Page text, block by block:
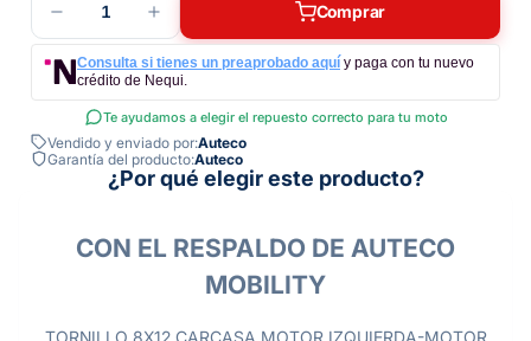
1 Comprar
Consulta si tienes un preaprobado aquí y paga con tu nuevo
crédito de Nequi.
Te ayudamos a elegir el repuesto correcto para tu moto
Vendido y enviado por:Auteco
Garantía del producto:Auteco
¿Por qué elegir este producto?
CON EL RESPALDO DE AUTECO
MOBILITY
TORNILLO 8X12 CARCASA MOTOR IZQUIERDA-MOTOR